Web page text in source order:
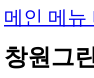
메인 메뉴
창원그